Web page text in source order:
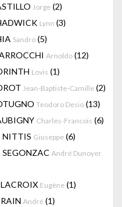
Jorge (2)
Lynn (3)
Sandro (5)
Arnoldo (12)
Lovis (1)
Jean-Baptiste-Camille (2)
Teodoro Desio (13)
Charles-Francois (6)
NITTIS Giuseppe (6)
SEGONZAC André Dunoyer
Eugène (1)
André (1)